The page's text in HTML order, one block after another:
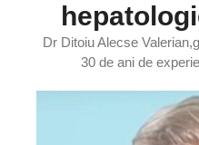
Dr Ditoiu Alecse
30 de ani de